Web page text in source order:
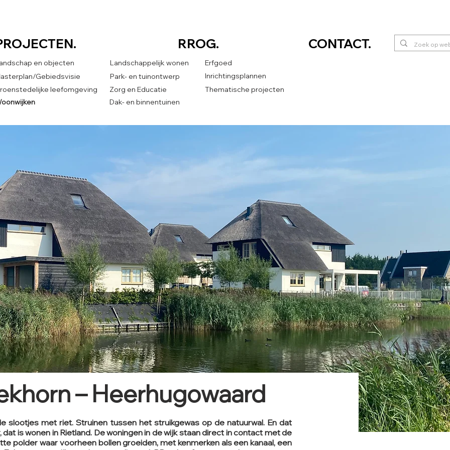
RROG. CONTACT.
RROG.
Innovatieve
woonvormen
Erfgoed
Inrichtingsplannen
Klimaat en biodiversiteit
– Heerhugowaard
slootjes met riet. Struinen tussen het struikgewas op de natuurwal. En dat
dat is wonen in Rietland. De woningen in de wijk staan direct in contact met de
polder waar voorheen bollen groeiden, met kenmerken als een kanaal, een
en objecten
Landschappelijk wonen
Gebiedsvisie
Park- en tuinontwerp
leefomgeving
Zorg en Educatie
Dak- en binnentuinen
Erfgoed
Inrichtingsplannen
Thematische projecten